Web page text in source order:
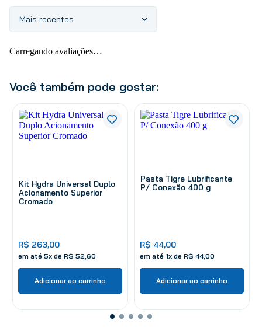
Mais recentes
Carregando avaliações…
Você também pode gostar:
Kit Hydra Universal Duplo
Acionamento Superior
Cromado
R$ 263,00
em até 5x de R$ 52 60
Adicionar ao carrinho
Pasta Tigre Lubrificante
P/ Conexão 400 g
R$ 44,00
em até 1x de R$ 44,00
Adicionar ao carrinho